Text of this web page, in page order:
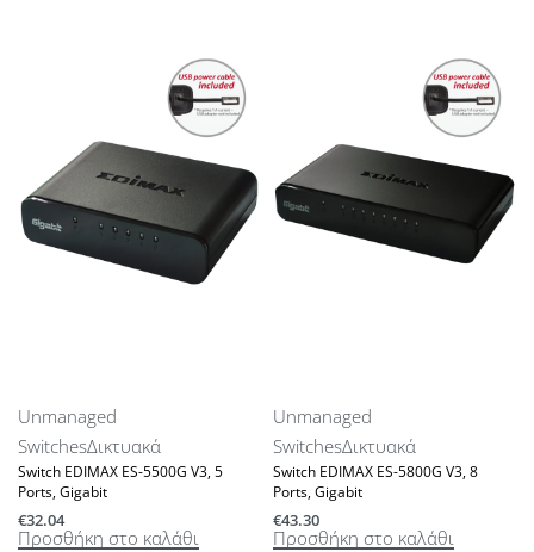
Unmanaged
SwitchesΔικτυακά
Switch EDIMAX ES-5500G V3, 5
Ports, Gigabit
€32.04
Προσθήκη στο καλάθι
Unmanaged
SwitchesΔικτυακά
Switch EDIMAX ES-5800G V3, 8
Ports, Gigabit
€43.30
Προσθήκη στο καλάθι